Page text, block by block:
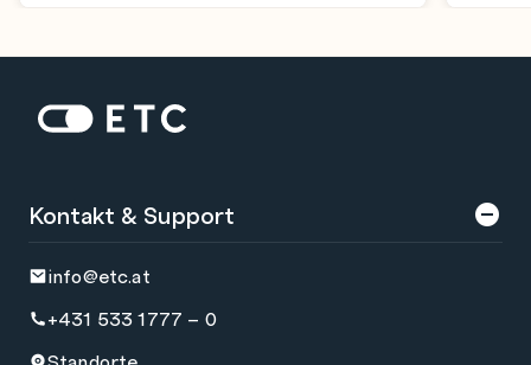
Startseite: ETC
Kontakt & Support
info@etc.at
+431 533 1777 – 0